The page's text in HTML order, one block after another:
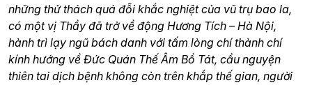
những thử thách quá đỗi khắc nghiệt của vũ trụ bao la,
có một vị Thầy đã trở về động Hương Tích – Hà Nội,
hành trì lạy ngũ bách danh với tấm lòng chí thành chí
kính hướng về Đức Quán Thế Âm Bồ Tát, cầu nguyện
thiên tai dịch bệnh không còn trên khắp thế gian, người